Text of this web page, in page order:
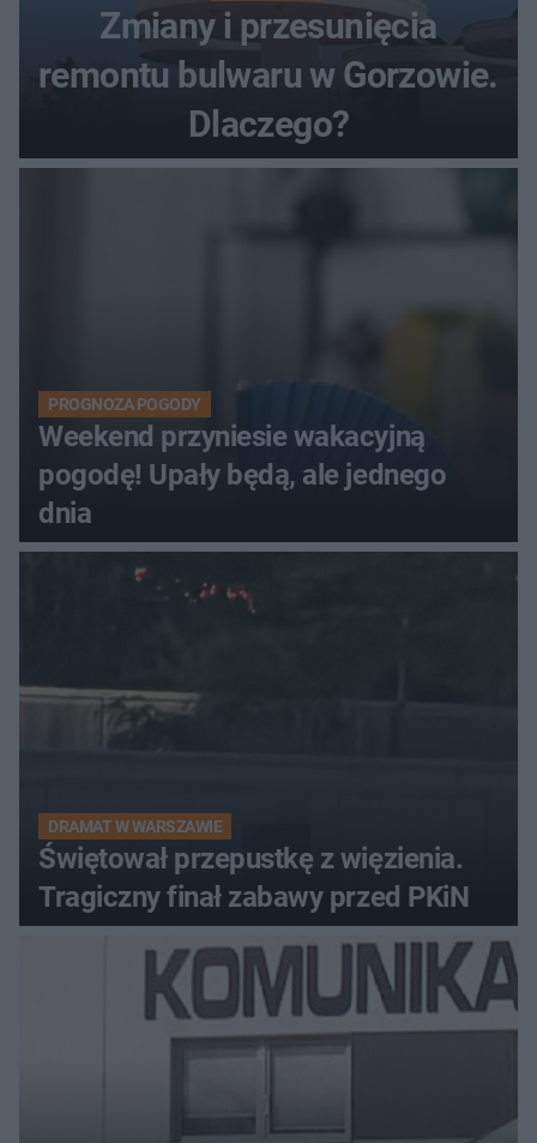
Zmiany i przesunięcia
remontu bulwaru w Gorzowie.
Dlaczego?
PROGNOZA POGODY
Weekend przyniesie wakacyjną
pogodę! Upały będą, ale jednego
dnia
DRAMAT W WARSZAWIE
Świętował przepustkę z więzienia.
Tragiczny finał zabawy przed PKiN